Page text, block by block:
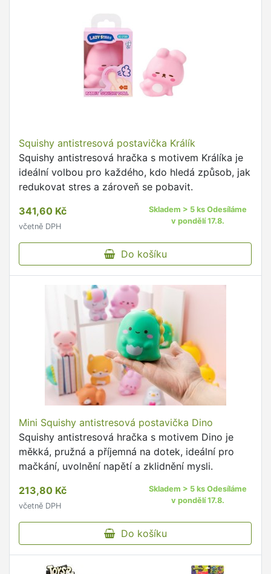
Squishy antistresová postavička Králík
Squishy antistresová hračka s motivem Králíka je
ideální volbou pro každého, kdo hledá způsob, jak
redukovat stres a zároveň se pobavit.
341,60 Kč
včetně DPH
Skladem > 5 ks Odesíláme
v pondělí 17.8.
Do košíku
Mini Squishy antistresová postavička Dino
Squishy antistresová hračka s motivem Dino je
měkká, pružná a příjemná na dotek, ideální pro
mačkání, uvolnění napětí a zklidnění mysli.
213,80 Kč
včetně DPH
Skladem > 5 ks Odesíláme
v pondělí 17.8.
Do košíku